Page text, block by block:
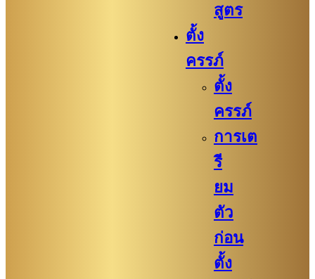
สูตร
ตั้ง
ครรภ์
ตั้ง
ครรภ์
การเต
รี
ยม
ตัว
ก่อน
ตั้ง